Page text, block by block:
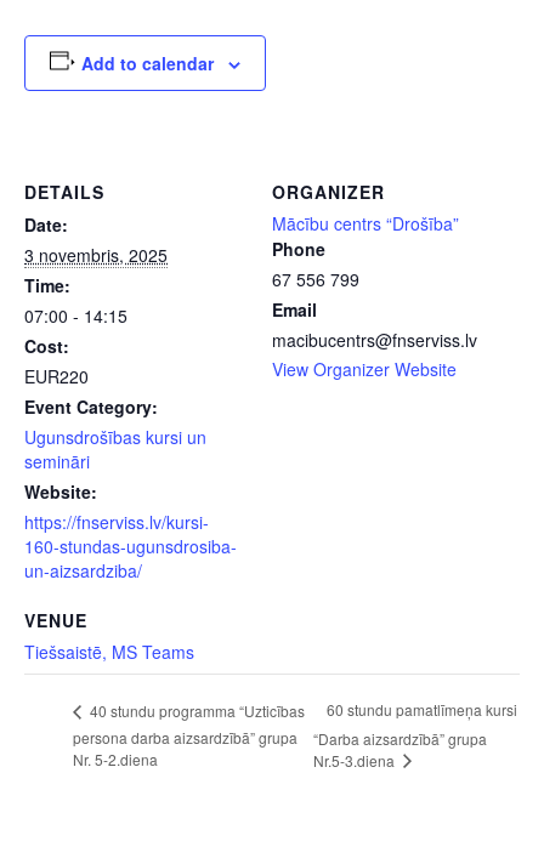
Add to calendar
DETAILS
Date:
3 novembris, 2025
Time:
07:00 - 14:15
Cost:
EUR220
Event Category:
Ugunsdrošības kursi un
semināri
Website:
https://fnserviss.lv/kursi-
160-stundas-ugunsdrosiba-
un-aizsardziba/
VENUE
Tiešsaistē, MS Teams
ORGANIZER
Mācību centrs “Drošība”
Phone
67 556 799
Email
macibucentrs@fnserviss.lv
View Organizer Website
40 stundu programma “Uzticības
persona darba aizsardzībā” grupa
Nr. 5-2.diena
60 stundu pamatlīmeņa kursi
“Darba aizsardzībā” grupa
Nr.5-3.diena